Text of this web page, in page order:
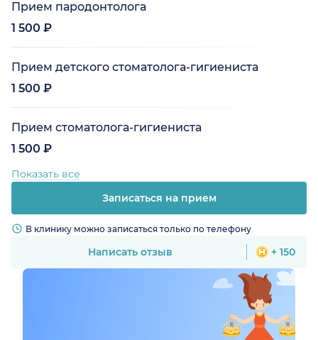
Прием пародонтолога
1 500 ₽
Прием детского стоматолога-гигиениста
1 500 ₽
Прием стоматолога-гигиениста
1 500 ₽
Показать все
Записаться на прием
В клинику можно записаться только по телефону
Написать отзыв + 150